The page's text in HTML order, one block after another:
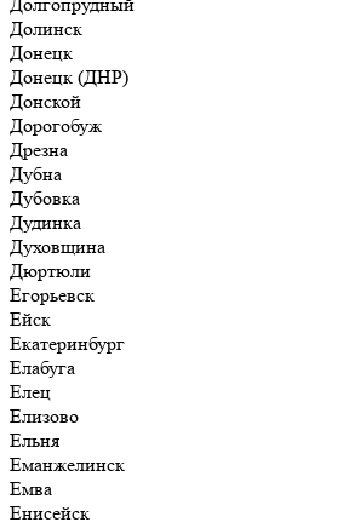
Долинск
Донецк
Донецк (ДНР)
Донской
Дорогобуж
Дрезна
Дубна
Дубовка
Дудинка
Духовщина
Дюртюли
Егорьевск
Ейск
Екатеринбург
Елабуга
Елец
Елизово
Ельня
Еманжелинск
Емва
Енисейск